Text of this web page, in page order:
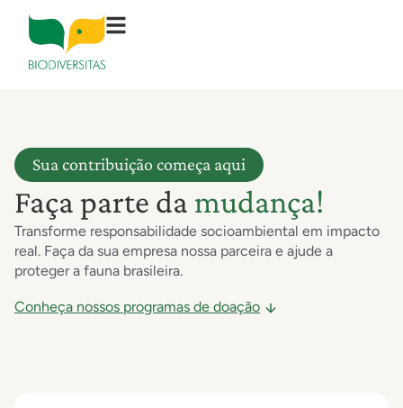
Sua contribuição começa aqui
Faça parte da mudança!
Transforme responsabilidade socioambiental em impacto
real. Faça da sua empresa nossa parceira e ajude a
proteger a fauna brasileira.
Conheça nossos programas de doação